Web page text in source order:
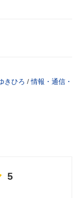
きひろ /情報・通信・
5